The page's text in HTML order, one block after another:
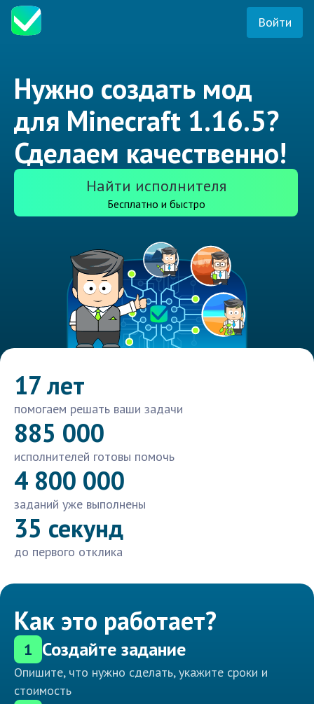
Войти
Нужно создать мод
для Minecraft 1.16.5?
Сделаем качественно!
Найти исполнителя
Бесплатно и быстро
17 лет
помогаем решать ваши задачи
885 000
исполнителей готовы помочь
4 800 000
заданий уже выполнены
35 секунд
до первого отклика
Как это работает?
1 Создайте задание
Опишите, что нужно сделать, укажите сроки и
стоимость